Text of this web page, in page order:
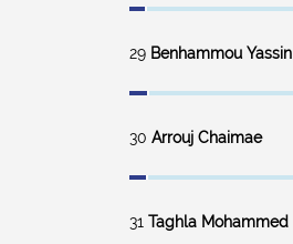
29 Benhammou Yassin
30 Arrouj Chaimae
31 Taghla Mohammed